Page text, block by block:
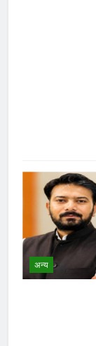
अन्य